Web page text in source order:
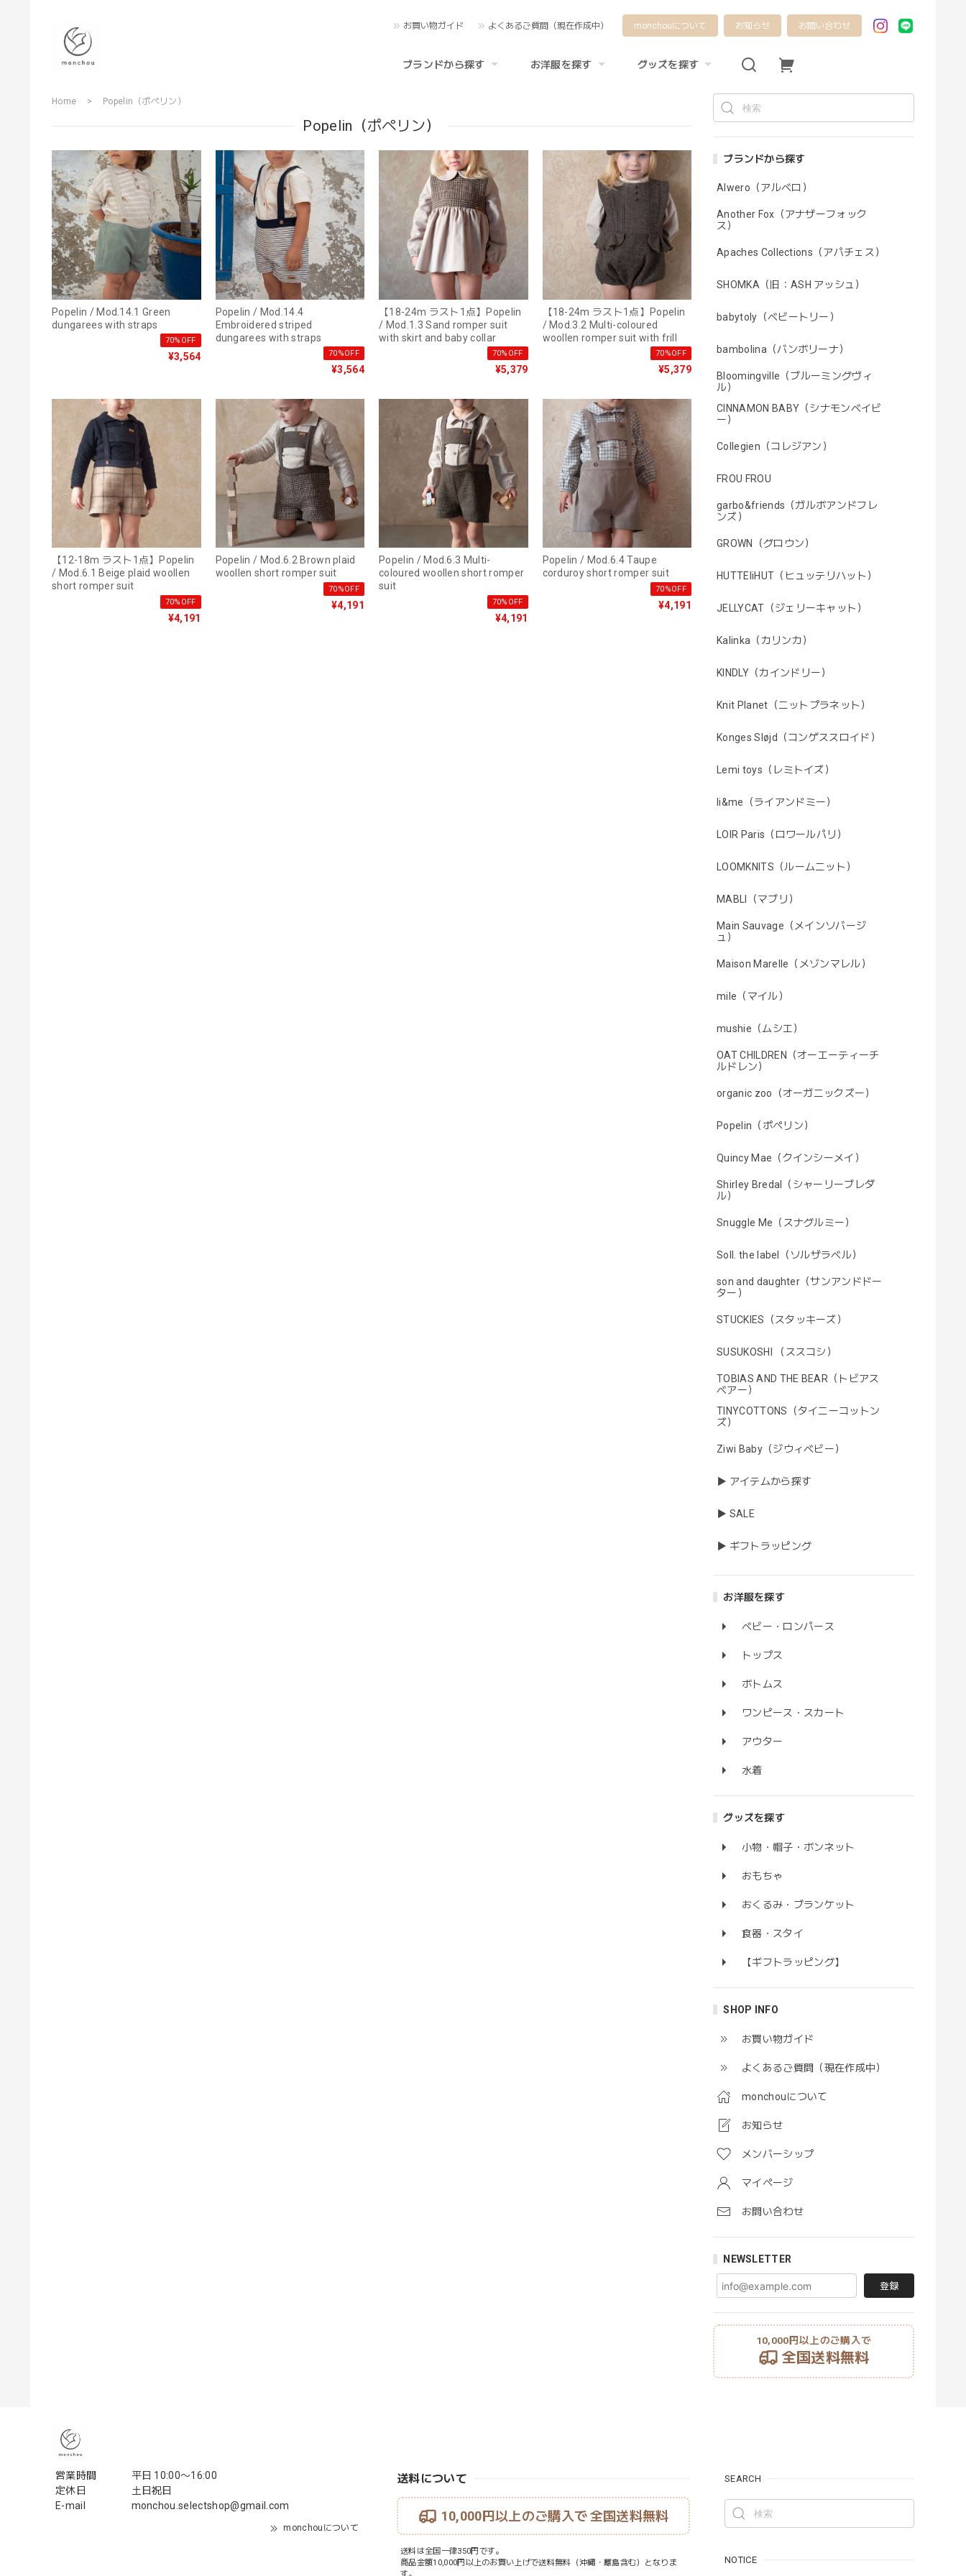
お買い物ガイド よくあるご質問（現在作成中） monchouについて お知らせ お問い合わせ
ブランドから探す お洋服を探す グッズを探す
ブランドから探す
Alwero（アルベロ）
Another Fox（アナザーフォック
ス）
Apaches Collections（アパチェス）
SHOMKA（旧：ASH アッシュ）
babytoly（ベビートリー）
bambolina（バンボリーナ）
Bloomingville（ブルーミングヴィ
ル）
CINNAMON BABY（シナモンベイビ
ー）
Collegien（コレジアン）
FROU FROU
garbo&friends（ガルボアンドフレ
ンズ）
GROWN（グロウン）
HUTTEliHUT（ヒュッテリハット）
JELLYCAT（ジェリーキャット）
Kalinka（カリンカ）
KINDLY（カインドリー）
Knit Planet（ニットプラネット）
Konges Sløjd（コンゲススロイド）
Lemi toys（レミトイズ）
li&me（ライアンドミー）
LOIR Paris（ロワールパリ）
LOOMKNITS（ルームニット）
MABLI（マブリ）
Main Sauvage（メインソバージ
ュ）
Maison Marelle（メゾンマレル）
mile（マイル）
mushie（ムシエ）
OAT CHILDREN（オーエーティーチ
ルドレン）
organic zoo（オーガニックズー）
Popelin（ポペリン）
Quincy Mae（クインシーメイ）
Shirley Bredal（シャーリーブレダ
ル）
Snuggle Me（スナグルミー）
Soll. the label（ソルザラベル）
son and daughter（サンアンドドー
ター）
STUCKIES（スタッキーズ）
SUSUKOSHI （ススコシ）
TOBIAS AND THE BEAR（トビアス
ベアー）
TINYCOTTONS（タイニーコットン
ズ）
Ziwi Baby（ジウィベビー）
▶ アイテムから探す
▶ SALE
▶ ギフトラッピング
お洋服を探す
ベビー・ロンパース
トップス
ボトムス
ワンピース・スカート
アウター
水着
グッズを探す
小物・帽子・ボンネット
おもちゃ
おくるみ・ブランケット
食器・スタイ
【ギフトラッピング】
SHOP INFO
お買い物ガイド
よくあるご質問（現在作成中）
monchouについて
お知らせ
メンバーシップ
マイページ
お問い合わせ
NEWSLETTER
登録
10,000円以上のご購入で
全国送料無料
Home Popelin（ポペリン）
Popelin（ポペリン）
Popelin / Mod.14.1 Green
dungarees with straps
70%OFF
¥3,564
Popelin / Mod.14.4
Embroidered striped
dungarees with straps
70%OFF
¥3,564
【18-24m ラスト1点】Popelin
/ Mod.1.3 Sand romper suit
with skirt and baby collar
70%OFF
¥5,379
【18-24m ラスト1点】Popelin
/ Mod.3.2 Multi-coloured
woollen romper suit with frill
70%OFF
¥5,379
【12-18m ラスト1点】Popelin
/ Mod.6.1 Beige plaid woollen
short romper suit
70%OFF
¥4,191
Popelin / Mod.6.2 Brown plaid
woollen short romper suit
70%OFF
¥4,191
Popelin / Mod.6.3 Multi-
coloured woollen short romper
suit
70%OFF
¥4,191
Popelin / Mod.6.4 Taupe
corduroy short romper suit
70%OFF
¥4,191
営業時間
平日 10:00〜16:00
定休日
土日祝日
E-mail
monchou.selectshop@gmail.com
monchouについて
送料について
10,000円以上のご購入で全国送料無料
送料は全国一律350円です。
商品金額10,000円以上のお買い上げで送料無料（沖縄・離島含む）となりま
SEARCH
NOTICE